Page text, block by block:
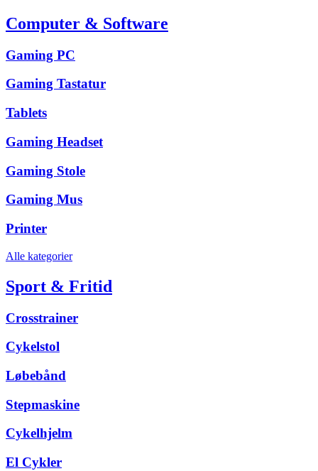
Computer & Software
Gaming PC
Gaming Tastatur
Tablets
Gaming Headset
Gaming Stole
Gaming Mus
Printer
Alle kategorier
Sport & Fritid
Crosstrainer
Cykelstol
Løbebånd
Stepmaskine
Cykelhjelm
El Cykler